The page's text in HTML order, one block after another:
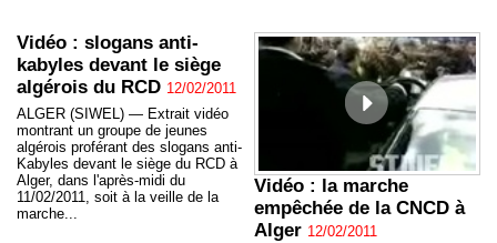
Vidéo : slogans anti-
kabyles devant le siège
algérois du RCD 12/02/2011
ALGER (SIWEL) — Extrait vidéo
montrant un groupe de jeunes
algérois proférant des slogans anti-
Kabyles devant le siège du RCD à
Alger, dans l'après-midi du
11/02/2011, soit à la veille de la
marche...
Vidéo : la marche
empêchée de la CNCD à
Alger 12/02/2011